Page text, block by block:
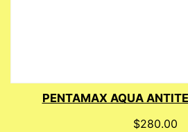
PENTAMAX AQUA
$280.00